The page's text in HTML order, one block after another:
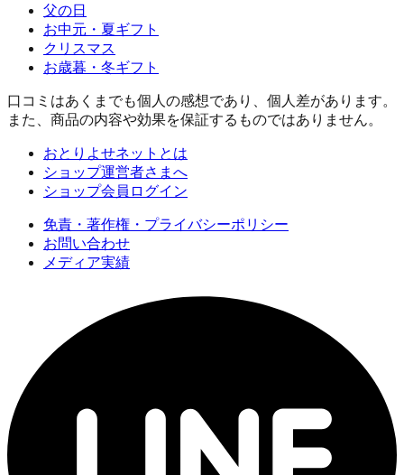
父の日
お中元・夏ギフト
クリスマス
お歳暮・冬ギフト
口コミはあくまでも個人の感想であり、個人差があります。
また、商品の内容や効果を保証するものではありません。
おとりよせネットとは
ショップ運営者さまへ
ショップ会員ログイン
免責・著作権・プライバシーポリシー
お問い合わせ
メディア実績